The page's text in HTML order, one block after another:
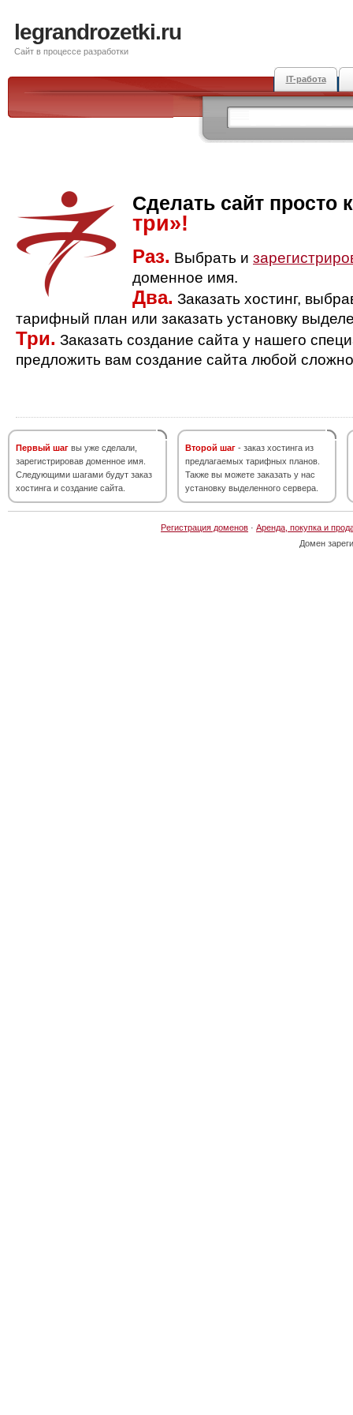
legrandrozetki.ru
Сайт в процессе разработки
IT-работа
Сделать сайт просто
три»!
Раз. Выбрать и
доменное имя.
Два. Заказать хостинг,
тарифный план или заказать установку
Три. Заказать создание сайта у нашего
предложить вам создание сайта любой
Первый шаг вы уже сделали,
зарегистрировав доменное имя.
Следующими шагами будут заказ
хостинга и создание сайта.
Второй шаг - заказ хостинга из
предлагаемых тарифных планов.
Также вы можете заказать у нас
установку выделенного сервера.
Регистрация доменов · Аренда, покупка и
Домен